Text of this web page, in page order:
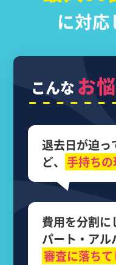
に対応
こんなお
退去日が迫っ
ど、 手持ち
費用を分割に
パート・ア
審査に落ち